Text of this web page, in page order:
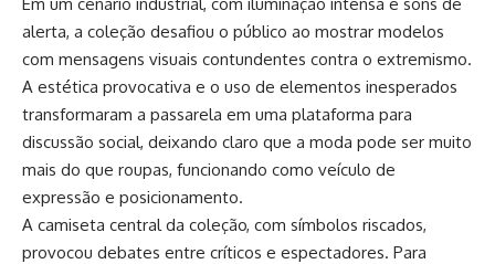
alerta, a coleção desafiou o público ao mostrar modelos
com mensagens visuais contundentes contra o extremismo.
A estética provocativa e o uso de elementos inesperados
transformaram a passarela em uma plataforma para
discussão social, deixando claro que a moda pode ser muito
mais do que roupas, funcionando como veículo de
expressão e posicionamento.
A camiseta central da coleção, com símbolos riscados,
provocou debates entre críticos e espectadores. Para